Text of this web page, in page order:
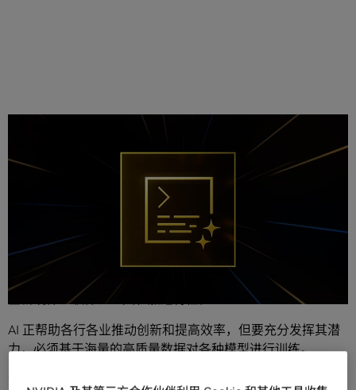
编者注：本文属于
技术更加简单易懂，从而解密 AI，同时向 RTX PC 用户展示
全新硬件、软件、工具和加速特性。
AI 正帮助各行各业推动创新和提高效率，但要充分发挥其潜
力，必须基于海量的高质量数据对各种模型进行训练。